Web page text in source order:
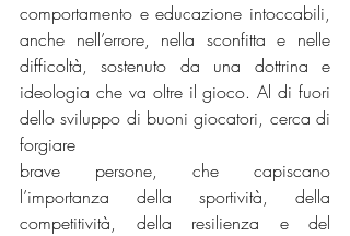
comportamento e educazione intoccabili,
anche nell’errore, nella sconfitta e nelle
difficoltà, sostenuto da una dottrina e
ideologia che va oltre il gioco. Al di fuori
dello sviluppo di buoni giocatori, cerca di
forgiare
brave persone, che capiscano
l’importanza della sportività, della
competitività, della resilienza e del